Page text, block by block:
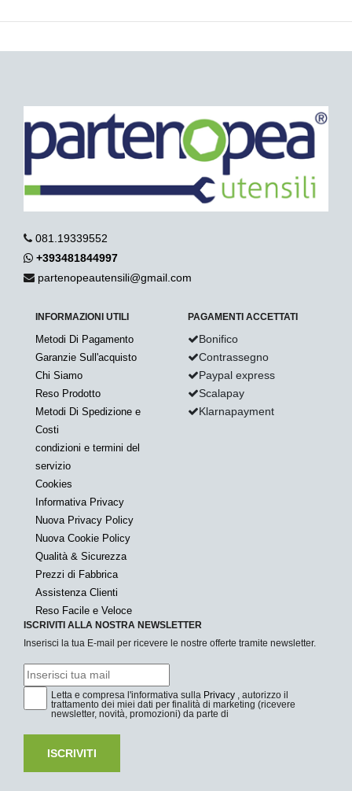
081.19339552
+393481844997
partenopeautensili@gmail.com
INFORMAZIONI UTILI
Metodi Di Pagamento
Garanzie Sull'acquisto
Chi Siamo
Reso Prodotto
Metodi Di Spedizione e
Costi
condizioni e termini del
servizio
Cookies
Informativa Privacy
Nuova Privacy Policy
Nuova Cookie Policy
Qualità & Sicurezza
Prezzi di Fabbrica
Assistenza Clienti
Reso Facile e Veloce
PAGAMENTI ACCETTATI
Bonifico
Contrassegno
Paypal express
Scalapay
Klarnapayment
ISCRIVITI ALLA NOSTRA NEWSLETTER
Inserisci la tua E-mail per ricevere le nostre offerte tramite newsletter.
Letta e compresa l'informativa sulla Privacy , autorizzo il
trattamento dei miei dati per finalità di marketing (ricevere
newsletter, novità, promozioni) da parte di
ISCRIVITI